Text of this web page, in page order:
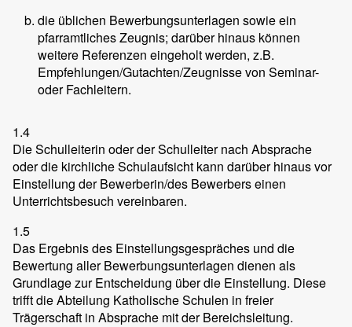
die üblichen Bewerbungsunterlagen sowie ein
pfarramtliches Zeugnis; darüber hinaus können
weitere Referenzen eingeholt werden, z.B.
Empfehlungen/Gutachten/Zeugnisse von Seminar-
oder Fachleitern.
1.4
Die Schulleiterin oder der Schulleiter nach Absprache
oder die kirchliche Schulaufsicht kann darüber hinaus vor
Einstellung der Bewerberin/des Bewerbers einen
Unterrichtsbesuch vereinbaren.
1.5
Das Ergebnis des Einstellungsgespräches und die
Bewertung aller Bewerbungsunterlagen dienen als
Grundlage zur Entscheidung über die Einstellung. Diese
trifft die Abteilung Katholische Schulen in freier
Trägerschaft in Absprache mit der Bereichsleitung.